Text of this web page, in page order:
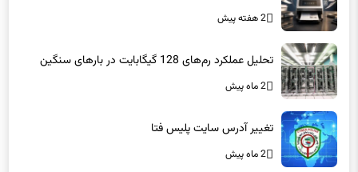
2 هفته پیش
تحلیل عملکرد رم‌های 128 گیگابایت در بارهای سنگین
2 ماه پیش
تغییر آدرس سایت پلیس فتا
2 ماه پیش